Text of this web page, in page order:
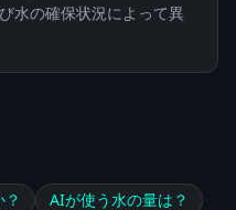
水の確保状況によって異
AIが使う水の量は？